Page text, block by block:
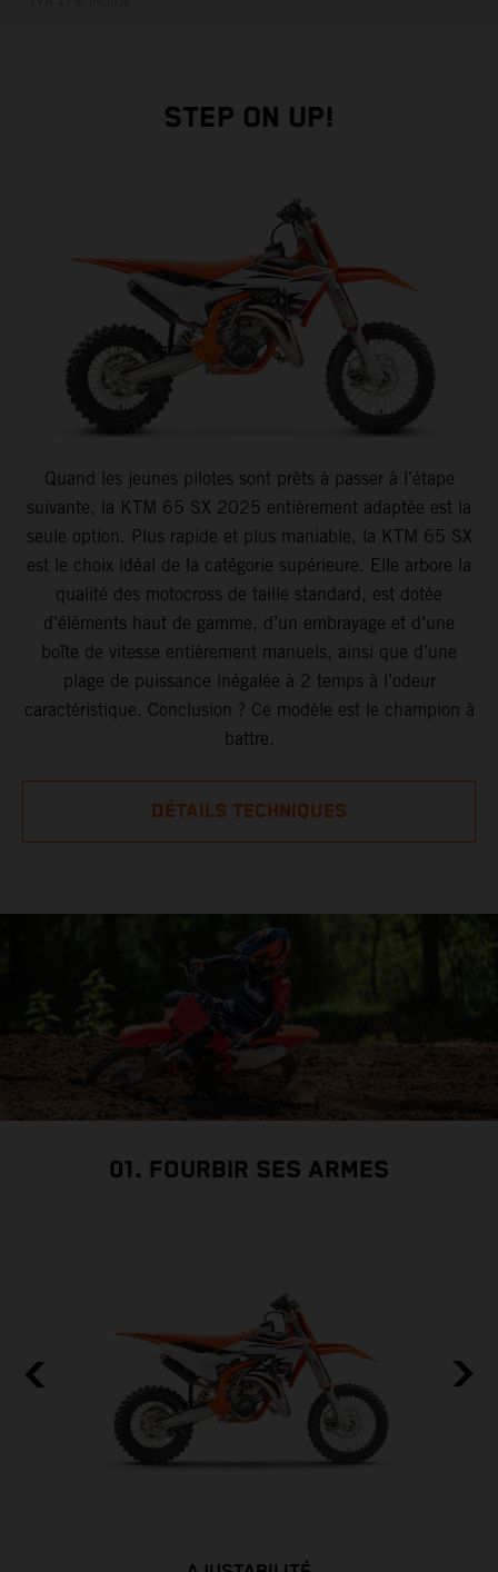
STEP ON UP!
Quand les jeunes pilotes sont prêts à passer à l’étape
suivante, la KTM 65 SX 2025 entièrement adaptée est la
seule option. Plus rapide et plus maniable, la KTM 65 SX
est le choix idéal de la catégorie supérieure. Elle arbore la
qualité des motocross de taille standard, est dotée
d’éléments haut de gamme, d’un embrayage et d’une
boîte de vitesse entièrement manuels, ainsi que d’une
plage de puissance inégalée à 2 temps à l’odeur
caractéristique. Conclusion ? Ce modèle est le champion à
battre.
DÉTAILS TECHNIQUES
01. FOURBIR SES ARMES